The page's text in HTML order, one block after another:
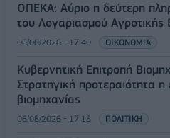
ΟΠΕΚΑ: Αύριο η δεύτερη
του Λογαριασμού Αγροτικής
06/08/2026 - 17:40 ΟΙΚΟΝΟΜΙΑ
Κυβερνητική Επιτροπή
Στρατηγική προτεραιότητα η
βιομηχανίας
06/08/2026 - 17:18 ΠΟΛΙΤΙΚΗ